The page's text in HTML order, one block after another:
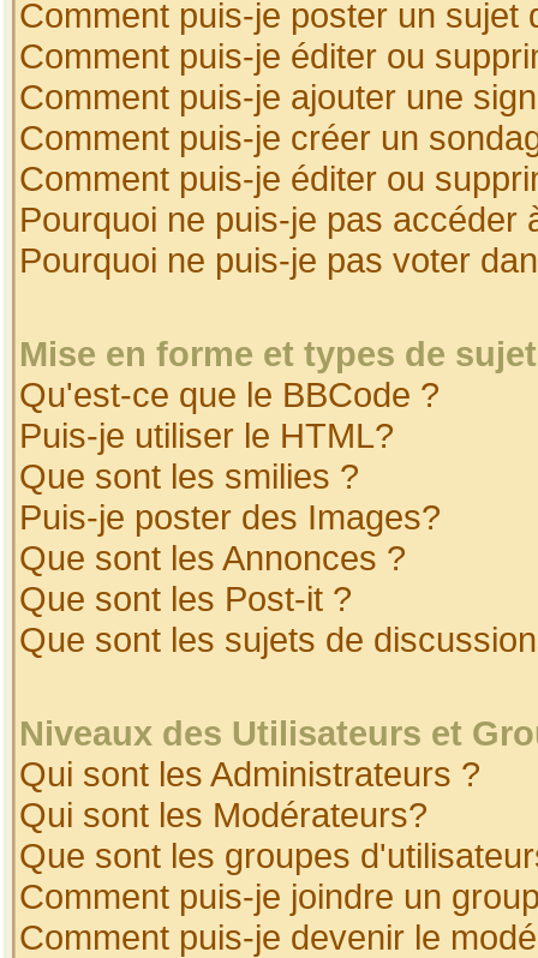
Comment puis-je poster un sujet
Comment puis-je éditer ou
Comment puis-je ajouter une
Comment puis-je créer un
Comment puis-je éditer ou
Pourquoi ne puis-je pas accéder
Pourquoi ne puis-je pas voter
Mise en forme et types de
Qu'est-ce que le BBCode ?
Puis-je utiliser le HTML?
Que sont les smilies ?
Puis-je poster des Images?
Que sont les Annonces ?
Que sont les Post-it ?
Que sont les sujets de
Niveaux des Utilisateurs et
Qui sont les Administrateurs ?
Qui sont les Modérateurs?
Que sont les groupes
Comment puis-je joindre un
Comment puis-je devenir le